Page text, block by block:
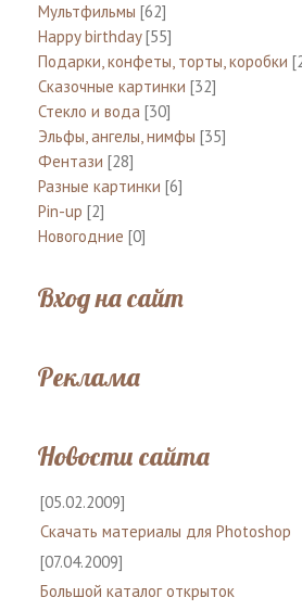
Мультфильмы [62]
Happy birthday [55]
Подарки, конфеты, торты, коробки
Сказочные картинки [32]
Стекло и вода [30]
Эльфы, ангелы, нимфы [35]
Фентази [28]
Разные картинки [6]
Pin-up [2]
Новогодние [0]
Вход на сайт
Реклама
Новости сайта
[05.02.2009]
Скачать материалы для Photoshop
[07.04.2009]
Большой каталог открыток